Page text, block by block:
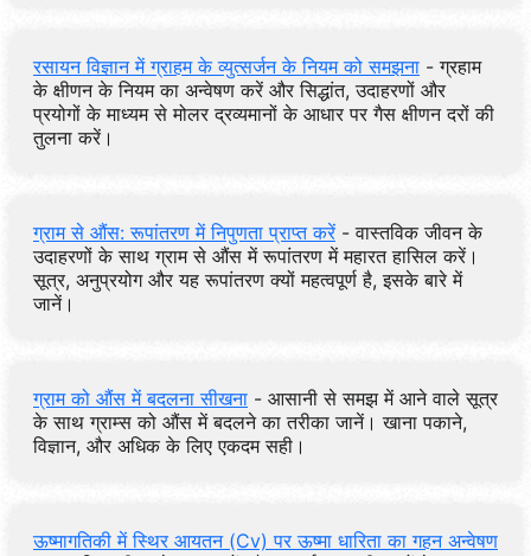
रसायन विज्ञान में ग्राहम के व्युत्सर्जन के नियम को समझना - ग्रहाम
के क्षीणन के नियम का अन्वेषण करें और सिद्धांत, उदाहरणों और
प्रयोगों के माध्यम से मोलर द्रव्यमानों के आधार पर गैस क्षीणन दरों की
तुलना करें।
ग्राम से औंस: रूपांतरण में निपुणता प्राप्त करें- वास्तविक जीवन के
उदाहरणों के साथ ग्राम से औंस में रूपांतरण में महारत हासिल करें।
सूत्र, अनुप्रयोग और यह रूपांतरण क्यों महत्वपूर्ण है, इसके बारे में
जानें।
ग्राम को औंस में बदलना सीखना - आसानी से समझ में आने वाले सूत्र
के साथ ग्राम्स को औंस में बदलने का तरीका जानें। खाना पकाने,
विज्ञान, और अधिक के लिए एकदम सही।
ऊष्मागतिकी में स्थिर आयतन (Cv) पर ऊष्मा धारिता का गहन अन्वेषण